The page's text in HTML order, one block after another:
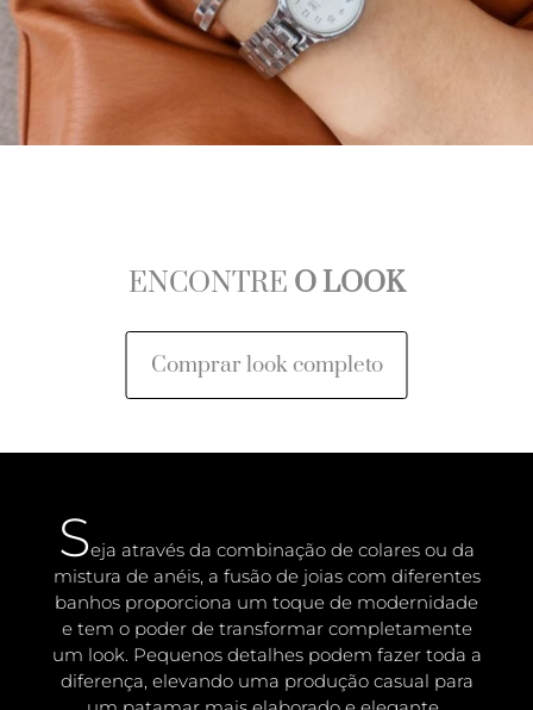
ENCONTRE O LOOK
Comprar look completo
Seja através da combinação de colares ou da
mistura de anéis, a fusão de joias com diferentes
banhos proporciona um toque de modernidade
e tem o poder de transformar completamente
um look. Pequenos detalhes podem fazer toda a
diferença, elevando uma produção casual para